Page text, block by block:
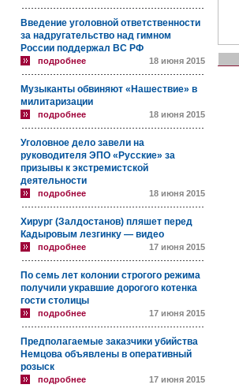
Введение уголовной ответственности
за надругательство над гимном
России поддержал ВС РФ
подробнее 18 июня 2015
Музыканты обвиняют «Нашествие» в
милитаризации
подробнее 18 июня 2015
Уголовное дело завели на
руководителя ЭПО «Русские» за
призывы к экстремистской
деятельности
подробнее 18 июня 2015
Хирург (Залдостанов) пляшет перед
Кадыровым лезгинку — видео
подробнее 17 июня 2015
По семь лет колонии строгого режима
получили укравшие дорогого котенка
гости столицы
подробнее 17 июня 2015
Предполагаемые заказчики убийства
Немцова объявлены в оперативный
розыск
подробнее 17 июня 2015